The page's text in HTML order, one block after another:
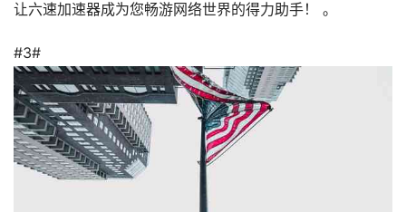
让六速加速器成为您畅游网络世界的得力助手！ 。
#3#